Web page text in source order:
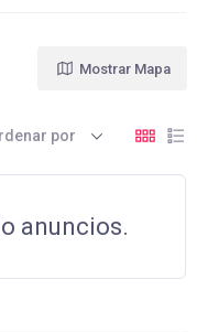
Mostrar Mapa
por
anuncios.